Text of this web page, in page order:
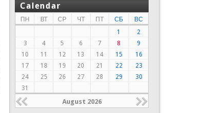
Calendar
ПН ВТ СР ЧТ ПТ СБ
ВС
1
2
3
4 5 6 7 8
9
10
11 12 13 14 15
16
17
18 19 20 21 22
23
24
25 26 27 28 29
30
31
August 2026